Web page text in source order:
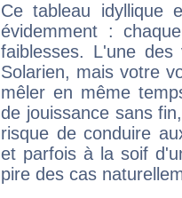
Ce tableau idyllique
évidemment :
faiblesses. L'une
Solarien, mais votre
mêler en même
de jouissance sans
risque de conduire
et parfois à la soif
pire des cas